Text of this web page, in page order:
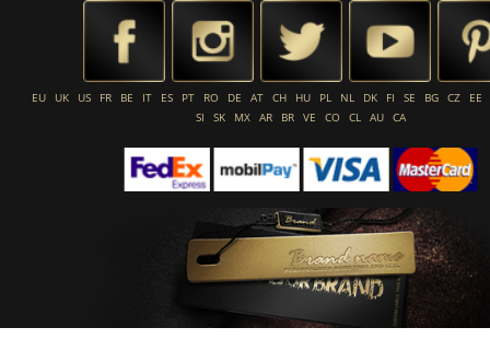
EU UK US FR BE IT ES PT RO DE AT CH HU PL NL DK FI SE BG CZ
EE
SI
SK MX AR BR VE CO CL AU CA